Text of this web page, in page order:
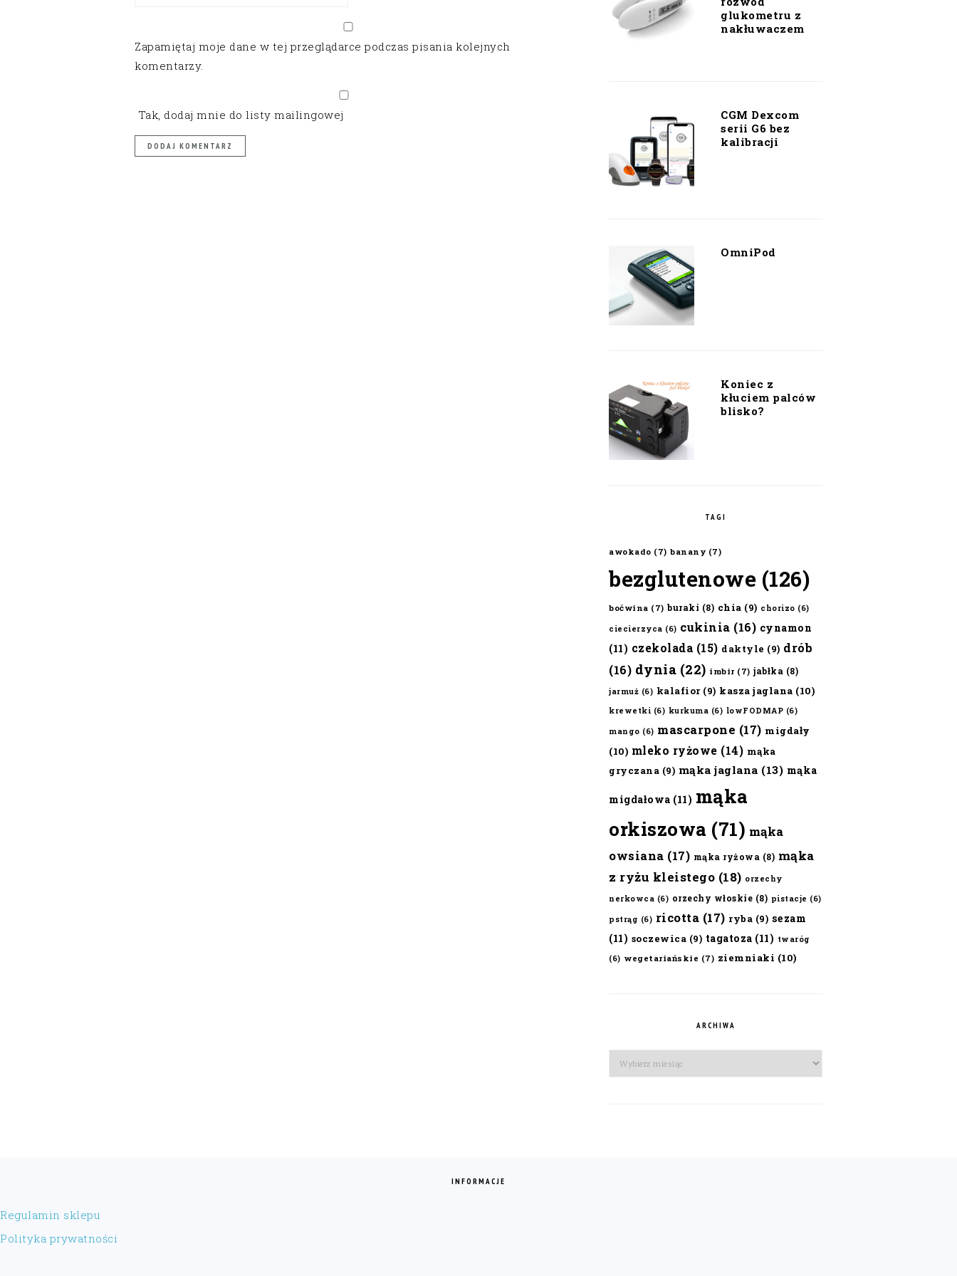
Zapamiętaj moje dane w tej przeglądarce podczas pisania kolejnych
komentarzy.
Tak, dodaj mnie do listy mailingowej
glukometru z
nakłuwaczem
CGM Dexcom
serii G6 bez
kalibracji
OmniPod
Koniec z
kłuciem palców
blisko?
TAGI
awokado (7) banany (7)
bezglutenowe (126)
boćwina (7) buraki (8) chia (9) chorizo (6)
ciecierzyca (6) cukinia (16) cynamon
(11) czekolada (15) daktyle (9) drób
(16) dynia (22) imbir (7) jabłka (8)
jarmuż (6) kalafior(9) kasza jaglana (10)
krewetki (6) kurkuma (6) lowFODMAP (6)
mango (6) mascarpone (17) migdały
(10) mleko ryżowe (14) mąka
gryczana (9) mąka jaglana (13) mąka
migdałowa (11) mąka
orkiszowa (71) mąka
owsiana (17) mąka ryżowa (8) mąka
z ryżu kleistego (18) orzechy
nerkowca (6) orzechy włoskie (8) pistacje (6)
pstrąg (6) ricotta (17) ryba (9) sezam
(11) soczewica (9) tagatoza (11) twaróg
(6) wegetariańskie (7) ziemniaki (10)
ARCHIWA
Archiwa
INFORMACJE
Regulamin sklepu
Polityka prywatności